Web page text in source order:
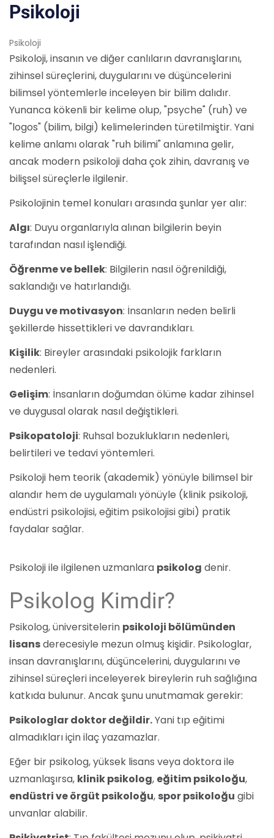
Psikoloji
Psikoloji
Psikoloji, insanın ve diğer canlıların davranışlarını,
zihinsel süreçlerini, duygularını ve düşüncelerini
bilimsel yöntemlerle inceleyen bir bilim dalıdır.
Yunanca kökenli bir kelime olup, "psyche" (ruh) ve
"logos" (bilim, bilgi) kelimelerinden türetilmiştir. Yani
kelime anlamı olarak "ruh bilimi" anlamına gelir,
ancak modern psikoloji daha çok zihin, davranış ve
bilişsel süreçlerle ilgilenir.
Psikolojinin temel konuları arasında şunlar yer alır:
Algı: Duyu organlarıyla alınan bilgilerin beyin
tarafından nasıl işlendiği.
Öğrenme ve bellek: Bilgilerin nasıl öğrenildiği,
saklandığı ve hatırlandığı.
Duygu ve motivasyon: İnsanların neden belirli
şekillerde hissettikleri ve davrandıkları.
Kişilik: Bireyler arasındaki psikolojik farkların
nedenleri.
Gelişim: İnsanların doğumdan ölüme kadar zihinsel
ve duygusal olarak nasıl değiştikleri.
Psikopatoloji: Ruhsal bozuklukların nedenleri,
belirtileri ve tedavi yöntemleri.
Psikoloji hem teorik (akademik) yönüyle bilimsel bir
alandır hem de uygulamalı yönüyle (klinik psikoloji,
endüstri psikolojisi, eğitim psikolojisi gibi) pratik
faydalar sağlar.
Psikoloji ile ilgilenen uzmanlara psikolog denir.
Psikolog Kimdir?
Psikolog, üniversitelerin psikoloji bölümünden
lisansderecesiyle mezun olmuş kişidir. Psikologlar,
insan davranışlarını, düşüncelerini, duygularını ve
zihinsel süreçleri inceleyerek bireylerin ruh sağlığına
katkıda bulunur. Ancak şunu unutmamak gerekir:
Psikologlar doktor değildir.Yani tıp eğitimi
almadıkları için ilaç yazamazlar.
Eğer bir psikolog, yüksek lisans veya doktora ile
uzmanlaşırsa, klinik psikolog, eğitim psikoloğu,
endüstri ve örgüt psikoloğu, spor psikoloğu gibi
unvanlar alabilir.